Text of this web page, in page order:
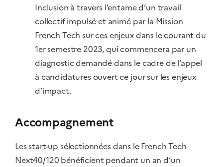
Inclusion à travers l’entame d’un travail
collectif impulsé et animé par la Mission
French Tech sur ces enjeux dans le courant du
1er semestre 2023, qui commencera par un
diagnostic demandé dans le cadre de l’appel
à candidatures ouvert ce jour sur les enjeux
d’impact.
Accompagnement
Les start-up sélectionnées dans le French Tech
Next40/120 bénéficient pendant un an d’un